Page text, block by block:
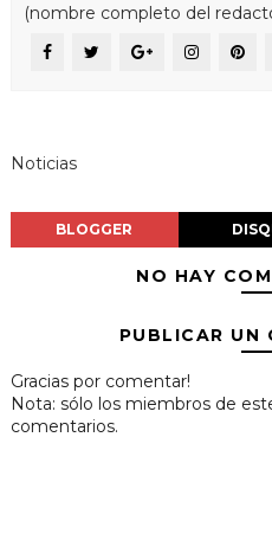
(nombre completo del
Noticias
BLOGGER
NO HAY
PUBLICAR UN
Gracias por comentar!
Nota: sólo los miembros de
comentarios.